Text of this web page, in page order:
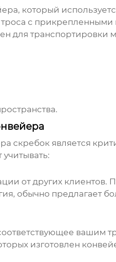
который
троса с
для транспортировки
скребокявляется
от других
обычно предлагает
вашим
изготовлен